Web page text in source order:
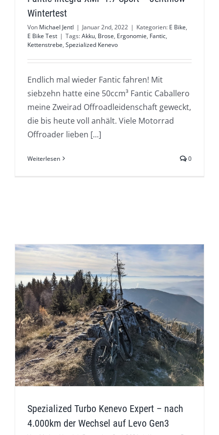
Wintertest
Von Michael Jentl | Januar 2nd, 2022 | Kategorien: E Bike,
E Bike Test | Tags:Akku, Brose, Ergonomie, Fantic,
Kettenstrebe, Spezialized Kenevo
Endlich mal wieder Fantic fahren! Mit
siebzehn hatte eine 50ccm³ Fantic Caballero
meine Zweirad Offroadleidenschaft geweckt,
die bis heute voll anhält. Viele Motorrad
Offroader lieben [...]
Weiterlesen 0
Spezialized Turbo Kenevo Expert – nach
4.000km der Wechsel auf Levo Gen3